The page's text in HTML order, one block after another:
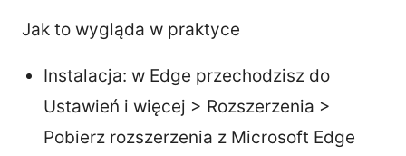
Jak to wygląda w praktyce
Instalacja: w Edge przechodzisz do
Ustawień i więcej > Rozszerzenia >
Pobierz rozszerzenia z Microsoft Edge